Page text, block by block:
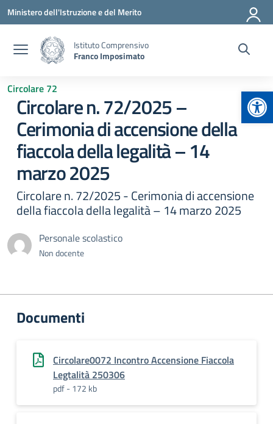
Vai ai contenuti
Vai al menu di navigazione
Vai al footer
Ministero dell'Istruzione e del Merito
Istituto Comprensivo
Franco Imposimato
Circolare 72
Circolare n. 72/2025 –
Cerimonia di accensione della
fiaccola della legalità – 14
marzo 2025
Circolare n. 72/2025 - Cerimonia di accensione
della fiaccola della legalità – 14 marzo 2025
Personale scolastico
Non docente
Documenti
Circolare0072 Incontro Accensione Fiaccola
Legtalità 250306
pdf - 172 kb